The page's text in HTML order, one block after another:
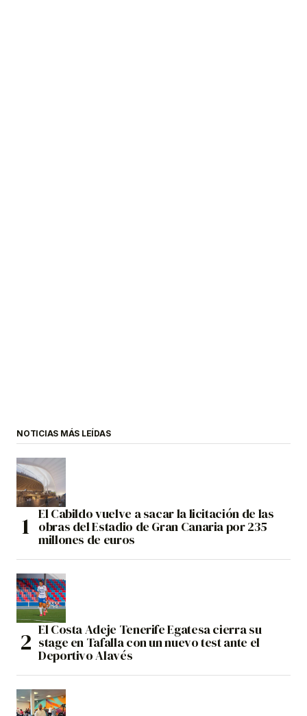
NOTICIAS MÁS LEÍDAS
El Cabildo vuelve a sacar la licitación de las
obras del Estadio de Gran Canaria por 235
millones de euros
El Costa Adeje Tenerife Egatesa cierra su
stage en Tafalla con un nuevo test ante el
Deportivo Alavés